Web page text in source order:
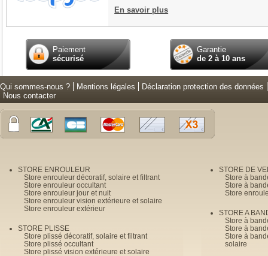
En savoir plus
Paiement
sécurisé
Garantie
de 2 à 10 ans
Qui sommes-nous ? Mentions légales
Déclaration protection des données
Nous contacter
STORE ENROULEUR
Store enrouleur décoratif, solaire et filtrant
Store enrouleur occultant
Store enrouleur jour et nuit
Store enrouleur vision extérieure et solaire
Store enrouleur extérieur
STORE PLISSE
Store plissé décoratif, solaire et filtrant
Store plissé occultant
Store plissé vision extérieure et solaire
STORE DE
Store à
Store à
Store
STORE A
Store à
Store à
Store à
solaire